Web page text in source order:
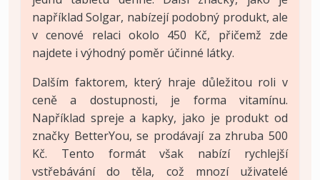
například Solgar, nabízejí podobný produkt, ale
v cenové relaci okolo 450 Kč, přičemž zde
najdete i výhodný poměr účinné látky.
Dalším faktorem, který hraje důležitou roli v
ceně a dostupnosti, je forma vitamínu.
Například spreje a kapky, jako je produkt od
značky BetterYou, se prodávají za zhruba 500
Kč. Tento formát však nabízí rychlejší
vstřebávání do těla, což mnozí uživatelé